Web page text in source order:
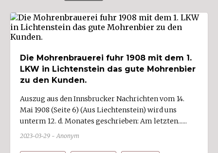
Sport (13)
Statistik (6)
Unternehmen (78)
UnternehmerInnen (33)
Vereine (7)
Verkehr (37)
Verwaltung (9)
Die Mohrenbrauerei fuhr 1908 mit dem 1.
LKW in Lichtenstein das gute Mohrenbier
zu den Kunden.
Auszug aus den Innsbrucker Nachrichten vom 14.
Mai 1908 (Seite 6) (Aus Liechtenstein) wird uns
unterm 12. d. Monates geschrieben: Am letzten......
2023-03-29 - Anonym